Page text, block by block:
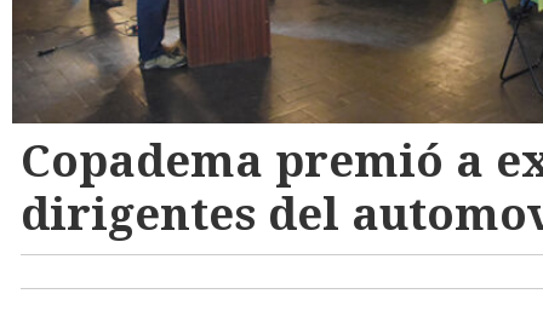
Copadema premió a
dirigentes del